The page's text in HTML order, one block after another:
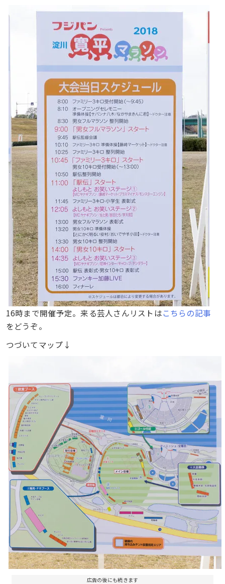
16時まで開催予定。来る芸人さんリストはこちらの記事
をどうぞ。
つづいてマップ↓
広告の後にも続きます